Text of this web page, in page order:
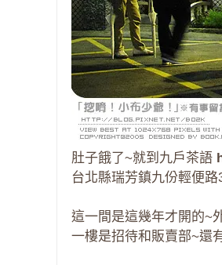
肚子餓了~就到九戶茶語
台北縣瑞芳鎮九份輕便
這一間是這幾年才開的~
一樓是招待和販賣部~還